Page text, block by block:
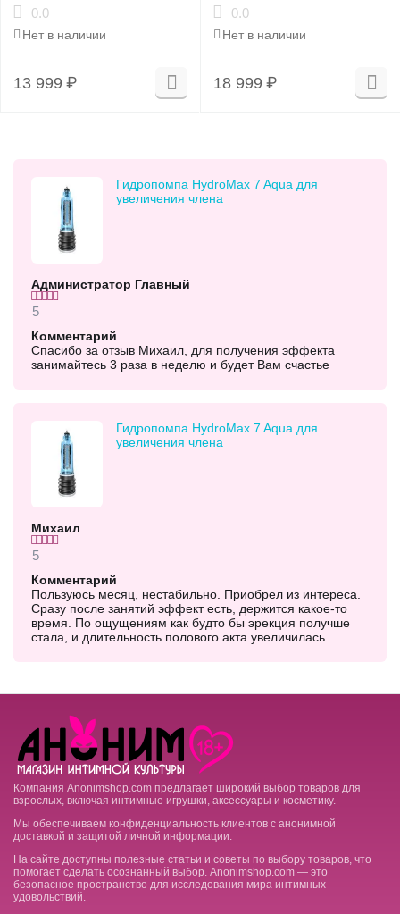
0.0
Нет в наличии
13 999 ₽
0.0
Нет в наличии
18 999 ₽
Гидропомпа HydroMax 7 Aqua для
увеличения члена
Администратор Главный
5
Комментарий
Спасибо за отзыв Михаил, для получения эффекта
занимайтесь 3 раза в неделю и будет Вам счастье
Гидропомпа HydroMax 7 Aqua для
увеличения члена
Михаил
5
Комментарий
Пользуюсь месяц, нестабильно. Приобрел из интереса.
Сразу после занятий эффект есть, держится какое-то
время. По ощущениям как будто бы эрекция получше
стала, и длительность полового акта увеличилась.
Компания Anonimshop.com предлагает широкий выбор товаров для
взрослых, включая интимные игрушки, аксессуары и косметику.
Мы обеспечиваем конфиденциальность клиентов с анонимной
доставкой и защитой личной информации.
На сайте доступны полезные статьи и советы по выбору товаров, что
помогает сделать осознанный выбор. Anonimshop.com — это
безопасное пространство для исследования мира интимных
удовольствий.